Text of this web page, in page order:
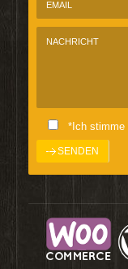
*Ich stimme